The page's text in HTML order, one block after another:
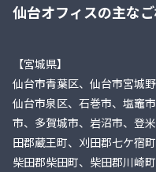
仙台オフィスの主な
【宮城県】
仙台市青葉区、仙台市宮城
仙台市泉区、石巻市、塩竈
市、多賀城市、岩沼市、登
田郡蔵王町、刈田郡七ケ宿
柴田郡柴田町、柴田郡川崎